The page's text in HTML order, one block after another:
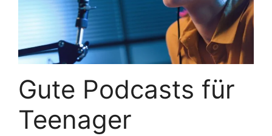
Gute Podcasts für
Teenager